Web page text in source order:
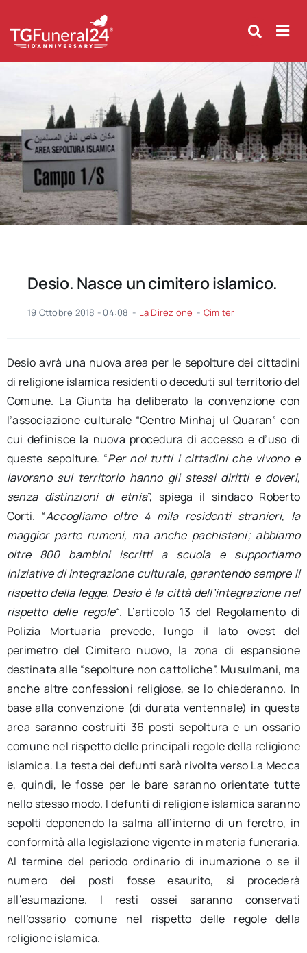
content
Desio. Nasce un cimitero islamico.
19 Ottobre 2018 - 04:08 - La Direzione - Cimiteri
Desio avrà una nuova area per le sepolture dei cittadini
di religione islamica residenti o deceduti sul territorio del
Comune. La Giunta ha deliberato la convenzione con
l’associazione culturale “Centro Minhaj ul Quaran” con
cui definisce la nuova procedura di accesso e d’uso di
queste sepolture. “Per noi tutti i cittadini che vivono e
lavorano sul territorio hanno gli stessi diritti e doveri,
senza distinzioni di etnia”, spiega il sindaco Roberto
Corti. “Accogliamo oltre 4 mila residenti stranieri, la
maggior parte rumeni, ma anche pachistani; abbiamo
oltre 800 bambini iscritti a scuola e supportiamo
iniziative di integrazione culturale, garantendo sempre il
rispetto della legge. Desio è la città dell’integrazione nel
rispetto delle regole“. L’articolo 13 del Regolamento di
Polizia Mortuaria prevede, lungo il lato ovest del
perimetro del Cimitero nuovo, la zona di espansione
destinata alle “sepolture non cattoliche”. Musulmani, ma
anche altre confessioni religiose, se lo chiederanno. In
base alla convenzione (di durata ventennale) in questa
area saranno costruiti 36 posti sepoltura e un ossario
comune nel rispetto delle principali regole della religione
islamica. La testa dei defunti sarà rivolta verso La Mecca
e, quindi, le fosse per le bare saranno orientate tutte
nello stesso modo. I defunti di religione islamica saranno
sepolti deponendo la salma all’interno di un feretro, in
conformità alla legislazione vigente in materia funeraria.
Al termine del periodo ordinario di inumazione o se il
numero dei posti fosse esaurito, si procederà
all’esumazione. I resti ossei saranno conservati
nell’ossario comune nel rispetto delle regole della
religione islamica.